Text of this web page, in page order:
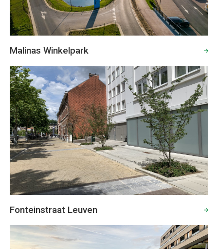
Malinas Winkelpark
Fonteinstraat Leuven